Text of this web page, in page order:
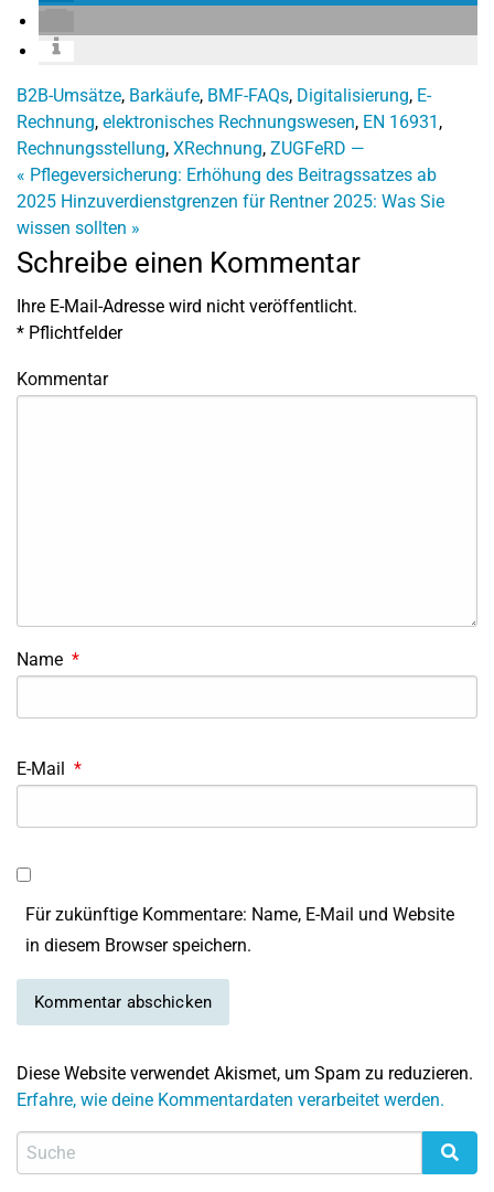
B2B-Umsätze, Barkäufe, BMF-FAQs, Digitalisierung, E-
Rechnung, elektronisches Rechnungswesen, EN 16931 ,
Rechnungsstellung, XRechnung, ZUGFeRD —
« Pflegeversicherung: Erhöhung des Beitragssatzes ab
2025 Hinzuverdienstgrenzen für Rentner 2025: Was Sie
wissen sollten »
Schreibe einen Kommentar
Ihre E-Mail-Adresse wird nicht veröffentlicht.
* Pflichtfelder
Kommentar
Name *
E-Mail *
Für zukünftige Kommentare: Name, E-Mail und Website
in diesem Browser speichern.
Diese Website verwendet Akismet, um Spam zu reduzieren.
Erfahre, wie deine Kommentardaten verarbeitet werden.